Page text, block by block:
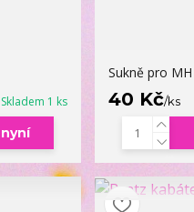
Skladem 1 ks
Sukně pro MH
40 Kč/ks